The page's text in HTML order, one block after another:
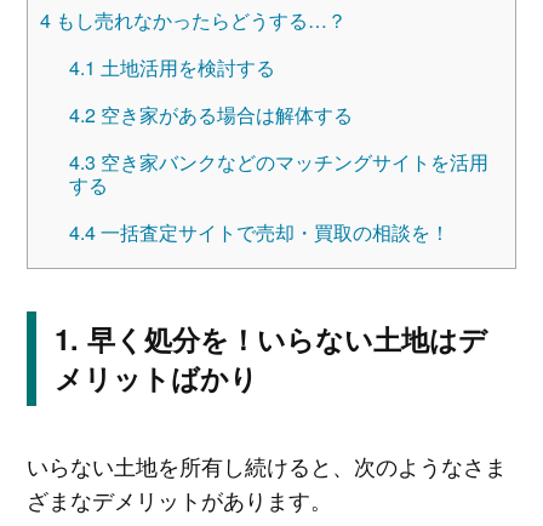
4もし売れなかったらどうする…？
4.1 土地活用を検討する
4.2空き家がある場合は解体する
4.3 空き家バンクなどのマッチングサイトを活用
する
4.4一括査定サイトで売却・買取の相談を！
早く処分を！いらない土地はデ
メリットばかり
いらない土地を所有し続けると、次のようなさま
ざまなデメリットがあります。